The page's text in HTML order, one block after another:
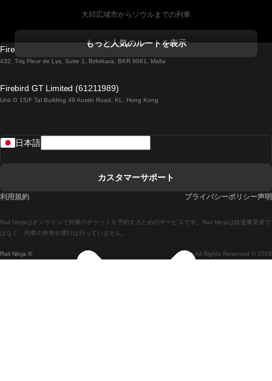
大邱広域市からソウルまでの列車
ダブリンからゴールウェイまでの列車
ローマからナポリまでの列車
マドリードからセビリアまでの列車
マドリードからアリカンテまでの列車
もっと人気のルートを表示
Firebird GT Limited (OC 1451)
432, Triq Fleur de Lys, Suite 1, Birkirkara, BKR 9061, Malta
Firebird GT Limited (61211989)
Unit G 15/F Tal Building 49 Austin Road, KL, Hong Kong
Rail Ninja ® All Rights Reserved © 2026
Rail Ninjaはオンラインで列車のチケットを予約するためのサービスです。Rail Ninjaは鉄道事業者で
はなく、列車の所有や運行は行っていません。
日本語
カスタマーサポート
利用規約 プライバシーポリシー声明